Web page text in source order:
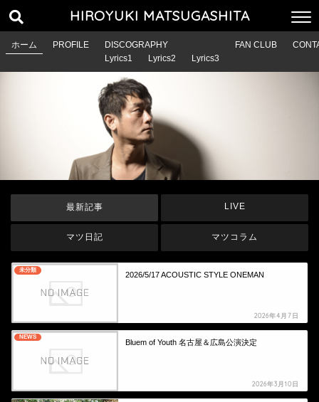
HIROYUKI MATSUGASHITA
ホーム PROFILE
DISCOGRAPHY
Lyrics1
Lyrics2 Lyrics3
FAN CLUB
最新記事 LIVE
マツ日記 マツコラム
未分類
2026/5/17 ACOUSTIC STYLE ONEMAN
2026年4月7日
NEWS
Bluem of Youth 名古屋＆広島公演決定
2026年3月10日